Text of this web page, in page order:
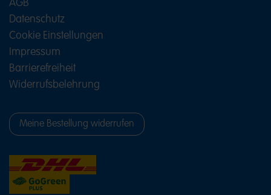
AGB
Datenschutz
Cookie Einstellungen
Impressum
Barrierefreiheit
Widerrufsbelehrung
Meine Bestellung widerrufen